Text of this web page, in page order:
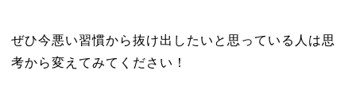
ぜひ今悪い習慣から抜け出したいと思っている人は思
考から変えてみてください！